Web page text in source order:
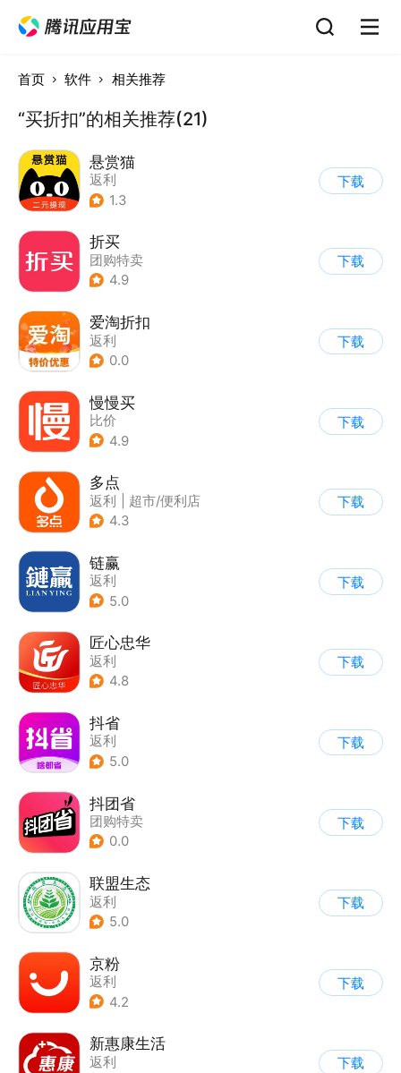
首页 软件 相关推荐
“买折扣”的相关推荐(21)
悬赏猫
返利
1.3
下载
折买
团购特卖
4.9
下载
爱淘折扣
返利
0.0
下载
慢慢买
比价
4.9
下载
多点
返利
超市/便利店
| 生鲜/买菜
4.3
下载
链赢
返利
5.0
下载
匠心忠华
返利
4.8
下载
抖省
返利
5.0
下载
抖团省
团购特卖
0.0
下载
联盟生态
返利
5.0
下载
京粉
返利
4.2
下载
新惠康生活
返利
下载